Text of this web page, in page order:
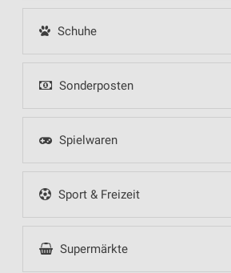
Schuhe
Sonderposten
Spielwaren
Sport & Freizeit
Supermärkte